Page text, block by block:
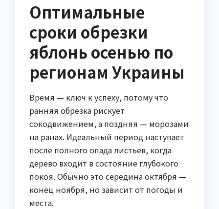
Оптимальные
сроки обрезки
яблонь осенью по
регионам Украины
Время — ключ к успеху, потому что
ранняя обрезка рискует
сокодвижением, а поздняя — морозами
на ранах. Идеальный период наступает
после полного опада листьев, когда
дерево входит в состояние глубокого
покоя. Обычно это середина октября —
конец ноября, но зависит от погоды и
места.